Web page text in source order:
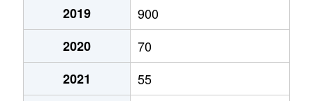
2019
900
2020
70
2021
55